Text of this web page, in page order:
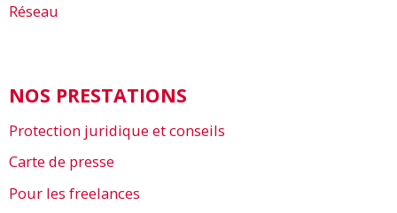
Réseau
NOS PRESTATIONS
Protection juridique et conseils
Carte de presse
Pour les freelances